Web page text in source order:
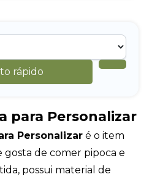
rápido
para Personalizar
Personalizar é o item
de comer pipoca e
possui material de